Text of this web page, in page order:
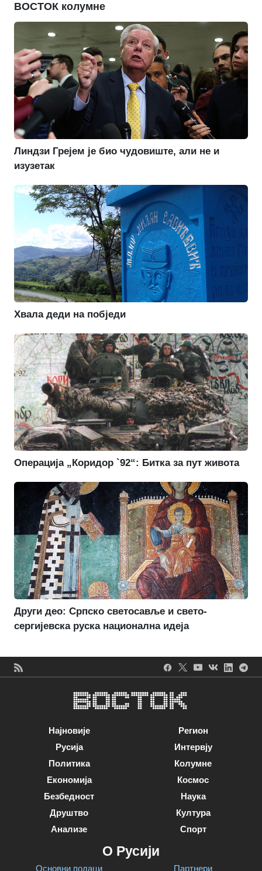
ВОСТОК колумне
Линдзи Грејем је био чудовиште, али не и
изузетак
Хвала деди на побједи
Операција „Коридор `92“: Битка за пут живота
Други део: Српско светосавље и свето-
сергијевска руска национална идеја
Најновије
Русија
Политика
Економија
Безбедност
Друштво
Анализе
Регион
Интервју
Колумне
Космос
Наука
Култура
Спорт
О Русији
Основни подаци Партнери